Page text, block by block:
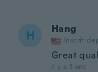
H Hang
Inscrit
Great
il y a 3 ans